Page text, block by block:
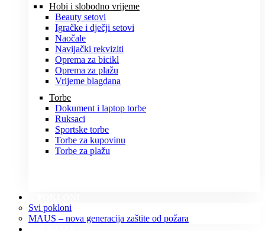
Hobi i slobodno vrijeme
Beauty setovi
Igračke i dječji setovi
Naočale
Navijački rekviziti
Oprema za bicikl
Oprema za plažu
Vrijeme blagdana
Torbe
Dokument i laptop torbe
Ruksaci
Sportske torbe
Torbe za kupovinu
Torbe za plažu
Svi pokloni
MAUS – nova generacija zaštite od požara